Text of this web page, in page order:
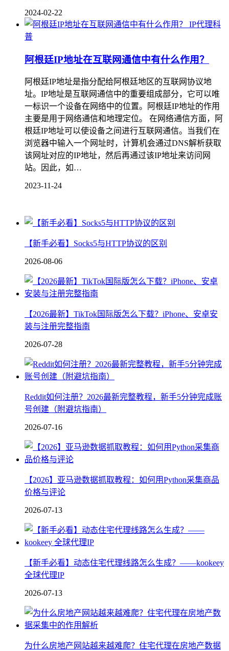
2024-02-22
IP代理科
普
阿根廷IP地址在互联网通信中有什么作用？
阿根廷IP地址是指分配给阿根廷地区的互联网协议地
址。IP地址是互联网通信中的重要组成部分，它可以唯
一标识一个设备在网络中的位置。阿根廷IP地址的作用
主要是用于网络通信和地理定位。 在网络通信方面，阿
根廷IP地址可以使设备之间进行互联网通信。当我们在
浏览器中输入一个网址时，计算机会通过DNS解析获取
该网址对应的IP地址，然后再通过该IP地址来访问网
站。因此，如…
2023-11-24
【新手必看】Socks5与HTTP协议的区别
2026-08-06
【2026最新】TikTok国际版怎么下载？iPhone、安卓安
装与注册完整指南
2026-07-28
Reddit如何注册？2026最新完整教程，新手5分钟完成账
号创建（附避坑指南）
2026-07-16
【2026】亚马逊数据抓取教程：如何用Python采集商品
价格与评论
2026-07-13
【新手必看】动态住宅代理线路怎么生成？——kookeey
全球代理IP
2026-07-13
为什么房地产网站越来越难爬？住宅代理在房地产数据